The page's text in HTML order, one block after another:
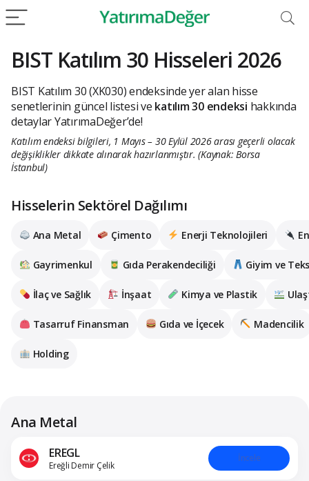
BIST Katılım 30 Hisseleri 2026
BIST Katılım 30 (XK030) endeksinde yer alan hisse
senetlerinin güncel listesi ve katılım 30 endeksi hakkında
detaylar YatırımaDeğer’de!
Katılım endeksi bilgileri, 1 Mayıs – 30 Eylül 2026 arası geçerli olacak
değişiklikler dikkate alınarak hazırlanmıştır. (Kaynak: Borsa
İstanbul)
Hisselerin Sektörel Dağılımı
Ana Metal Çimento Enerji Teknolojileri
Gayrimenkul Gıda Perakendeciliği Giyim ve
İlaç ve Sağlık İnşaat Kimya ve Plastik
Tasarruf Finansman Gıda ve İçecek Madencilik
Holding
Ana Metal
EREGL
Ereğli Demir Çelik
İncele